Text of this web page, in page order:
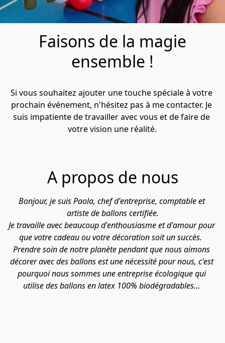
Faisons de la magie
ensemble !
Si vous souhaitez ajouter une touche spéciale à votre
prochain événement, n'hésitez pas à me contacter. Je
suis impatiente de travailler avec vous et de faire de
votre vision une réalité.
A propos de nous
Bonjour, je suis Paola, chef d'entreprise, comptable et
artiste de ballons certifiée.
Je travaille avec beaucoup d'enthousiasme et d'amour pour
que votre cadeau ou votre décoration soit un succès.
Prendre soin de notre planète pendant que nous aimons
décorer avec des ballons est une nécessité pour nous, c'est
pourquoi nous sommes une entreprise écologique qui
utilise des ballons en latex 100% biodégradables...